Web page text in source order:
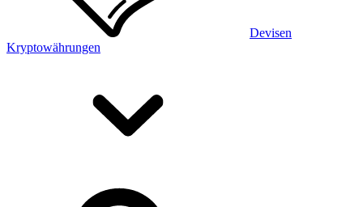
Devisen
Kryptowährungen